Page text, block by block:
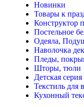
Новинки
Товары к
Конструктор
Постельное
Одеяла,
Наволочка
Пледы,
Шторы, тюли
Детская серия
Текстиль для
Кухонный